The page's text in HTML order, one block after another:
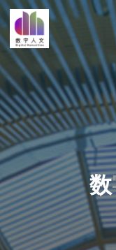
跳
至
内
数字人
文 |
DHCN
数